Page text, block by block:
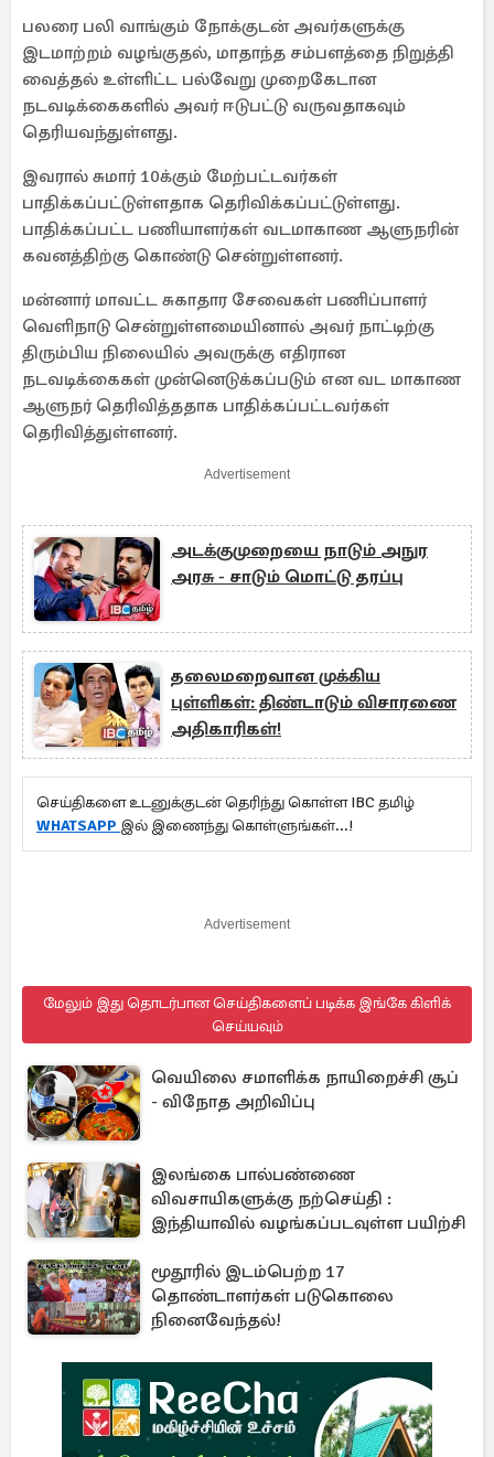
பலரை பலி வாங்கும் நோக்குடன் அவர்களுக்கு
இடமாற்றம் வழங்குதல், மாதாந்த சம்பளத்தை நிறுத்தி
வைத்தல் உள்ளிட்ட பல்வேறு முறைகேடான
நடவடிக்கைகளில் அவர் ஈடுபட்டு வருவதாகவும்
தெரியவந்துள்ளது.
இவரால் சுமார் 10க்கும் மேற்பட்டவர்கள்
பாதிக்கப்பட்டுள்ளதாக தெரிவிக்கப்பட்டுள்ளது.
பாதிக்கப்பட்ட பணியாளர்கள் வடமாகாண ஆளுநரின்
கவனத்திற்கு கொண்டு சென்றுள்ளனர்.
மன்னார் மாவட்ட சுகாதார சேவைகள் பணிப்பாளர்
வெளிநாடு சென்றுள்ளமையினால் அவர் நாட்டிற்கு
திரும்பிய நிலையில் அவருக்கு எதிரான
நடவடிக்கைகள் முன்னெடுக்கப்படும் என வட மாகாண
ஆளுநர் தெரிவித்ததாக பாதிக்கப்பட்டவர்கள்
தெரிவித்துள்ளனர்.
Advertisement
அடக்குமுறையை நாடும் அநுர
அரசு - சாடும் மொட்டு தரப்பு
தலைமறைவான முக்கிய
புள்ளிகள்: திண்டாடும் விசாரணை
அதிகாரிகள்!
செய்திகளை உடனுக்குடன் தெரிந்து கொள்ள IBC தமிழ்
WHATSAPP இல் இணைந்து கொள்ளுங்கள்...!
Advertisement
மேலும் இது தொடர்பான செய்திகளைப் படிக்க இங்கே கிளிக்
செய்யவும்
வெயிலை சமாளிக்க நாயிறைச்சி சூப்
- விநோத அறிவிப்பு
இலங்கை பால்பண்ணை
விவசாயிகளுக்கு நற்செய்தி :
இந்தியாவில் வழங்கப்படவுள்ள பயிற்சி
மூதூரில் இடம்பெற்ற 17
தொண்டாளர்கள் படுகொலை
நினைவேந்தல்!